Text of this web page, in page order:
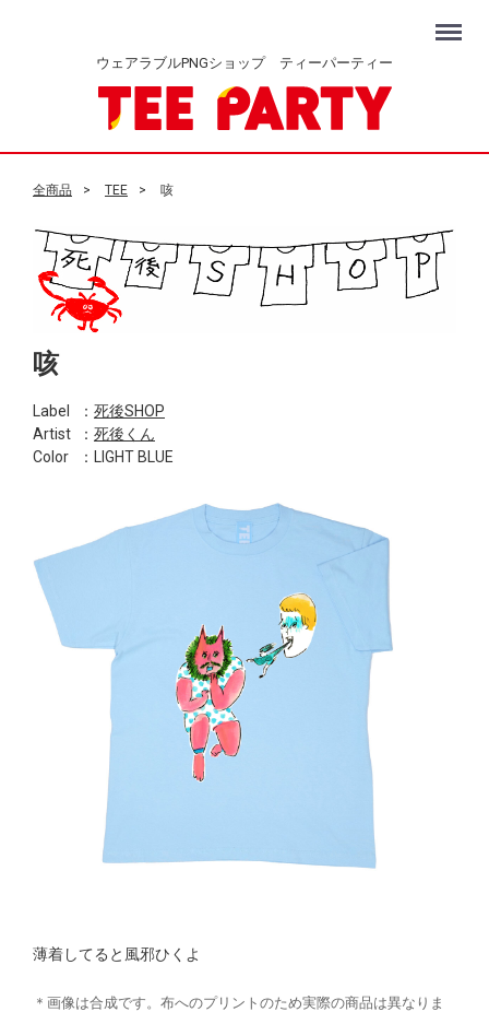
ウェアラブルPNGショップ ティーパーティー
Menu
全商品 TEE 咳
咳
Label ： 死後SHOP
Artist
： 死後くん
Color
：LIGHT BLUE
薄着してると風邪ひくよ
＊画像は合成です。布へのプリントのため実際の商品は異なりま